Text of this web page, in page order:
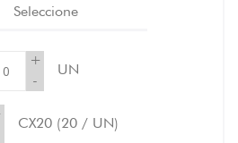
Seleccione
+
-
UN
CX20 (20 / UN)